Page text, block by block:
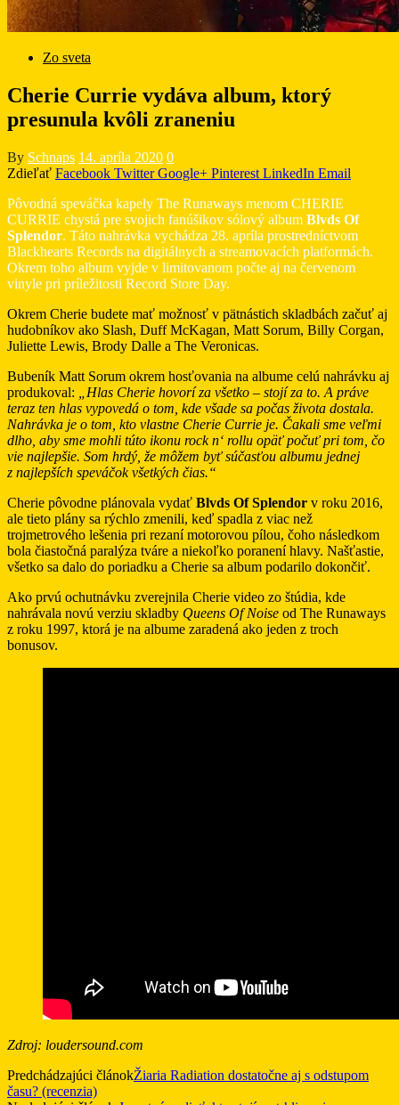
Zo sveta
Cherie Currie vydáva album, ktorý
presunula kvôli zraneniu
By Schnaps 14. apríla 2020 0
Zdieľať Facebook Twitter Google+ Pinterest LinkedIn Email
Pôvodná speváčka kapely The Runaways menom CHERIE
CURRIE chystá pre svojich fanúšikov sólový album Blvds Of
Splendor. Táto nahrávka vychádza 28. apríla prostredníctvom
Blackhearts Records na digitálnych a streamovacích platformách.
Okrem toho album vyjde v limitovanom počte aj na červenom
vinyle pri príležitosti Record Store Day.
Okrem Cherie budete mať možnosť v pätnástich skladbách začuť aj
hudobníkov ako Slash, Duff McKagan, Matt Sorum, Billy Corgan,
Juliette Lewis, Brody Dalle a The Veronicas.
Bubeník Matt Sorum okrem hosťovania na albume celú nahrávku aj
produkoval:
„Hlas Cherie hovorí za všetko – stojí za to. A práve
teraz ten hlas vypovedá o tom, kde všade sa počas života dostala.
Nahrávka je o tom, kto vlastne Cherie Currie je. Čakali sme veľmi
dlho, aby sme mohli túto ikonu rock n‘ rollu opäť počuť pri tom, čo
vie najlepšie. Som hrdý, že môžem byť súčasťou albumu jednej
z najlepších speváčok všetkých čias.“
Cherie pôvodne plánovala vydať Blvds Of Splendor v roku 2016,
ale tieto plány sa rýchlo zmenili, keď spadla z viac než
trojmetrového lešenia pri rezaní motorovou pílou, čoho následkom
bola čiastočná paralýza tváre a niekoľko poranení hlavy. Našťastie,
všetko sa dalo do poriadku a Cherie sa album podarilo dokončiť.
Ako prvú ochutnávku zverejnila Cherie video zo štúdia, kde
nahrávala novú verziu skladby Queens Of Noise od The Runaways
z roku 1997, ktorá je na albume zaradená ako jeden z troch
bonusov.
Zdroj: loudersound.com
Predchádzajúci článokŽiaria Radiation dostatočne aj s odstupom
času? (recenzia)